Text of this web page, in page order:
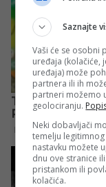
Saznajte
Vaši će se osobni
uređaja (kolačiće,
uređaja) može
partnera ili ih
partneri možemo
geolociranju.
Neki dobavljači
temelju legitimnog
nastavku možete
dnu ove stranice
pristankom ili
kolačića.